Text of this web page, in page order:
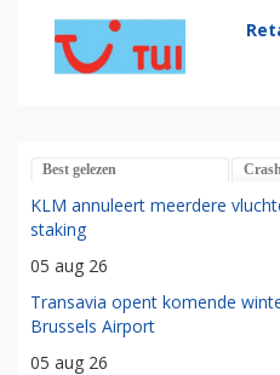
Best gelezen
KLM annuleert meerdere
staking
05 aug 26
Transavia opent komende
Brussels Airport
05 aug 26